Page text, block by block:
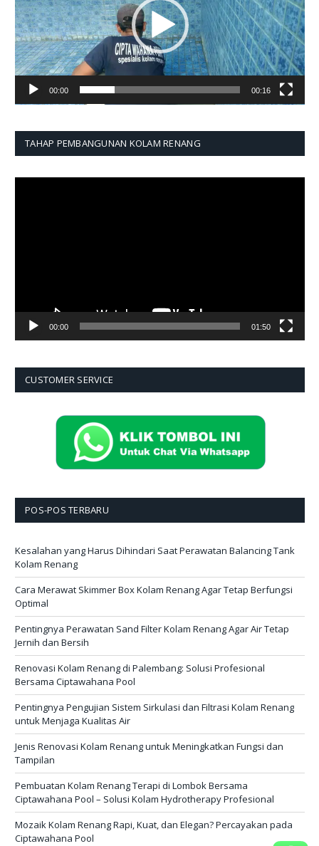
00:00 00:16
TAHAP PEMBANGUNAN KOLAM RENANG
00:00 01:50
CUSTOMER SERVICE
POS-POS TERBARU
Kesalahan yang Harus Dihindari Saat Perawatan Balancing Tank
Kolam Renang
Cara Merawat Skimmer Box Kolam Renang Agar Tetap Berfungsi
Optimal
Pentingnya Perawatan Sand Filter Kolam Renang Agar Air Tetap
Jernih dan Bersih
Renovasi Kolam Renang di Palembang: Solusi Profesional
Bersama Ciptawahana Pool
Pentingnya Pengujian Sistem Sirkulasi dan Filtrasi Kolam Renang
untuk Menjaga Kualitas Air
Jenis Renovasi Kolam Renang untuk Meningkatkan Fungsi dan
Tampilan
Pembuatan Kolam Renang Terapi di Lombok Bersama
Ciptawahana Pool – Solusi Kolam Hydrotherapy Profesional
Mozaik Kolam Renang Rapi, Kuat, dan Elegan? Percayakan pada
Ciptawahana Pool